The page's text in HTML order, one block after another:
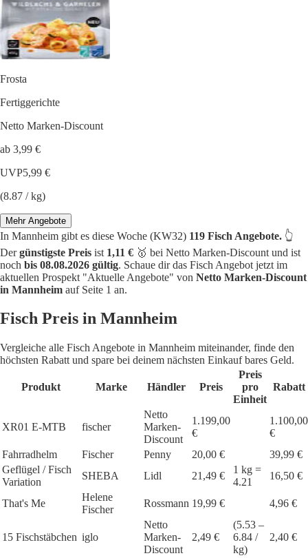
Frosta
Fertiggerichte
Netto Marken-Discount
ab 3,99 €
UVP5,99 €
(8.87 / kg)
Mehr Angebote
In Mannheim gibt es diese Woche (KW32) 119 Fisch Angebote. 👆
Dergünstigste Preis ist 1,11 € 🥇 bei Netto Marken-Discount und ist
noch bis 08.08.2026 gültig. Schaue dir das Fisch Angebot jetzt im
aktuellen Prospekt "Aktuelle Angebote" von Netto Marken-Discount
in Mannheim auf Seite 1 an.
Fisch Preis in Mannheim
Vergleiche alle Fisch Angebote in Mannheim miteinander, finde den
höchsten Rabatt und spare bei deinem nächsten Einkauf bares Geld.
Produkt Marke Händler Preis
Preis
pro
Einheit
Rabatt
XR01 E-MTB fischer
Netto
Marken-
Discount
1.199,00
€
1.100,00
€
Fahrradhelm
Fischer Penny 20,00 €
39,99 €
Geflügel / Fisch
Variation
SHEBA Lidl 21,49 €
1 kg =
4.21
16,50 €
That's Me
Helene
Fischer
Rossmann 19,99 € 4,96 €
15 Fischstäbchen iglo
Netto
Marken-
Discount
2,49 €
(5.53 –
6.84 /
kg)
2,40 €